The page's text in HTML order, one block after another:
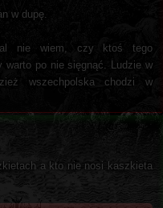
w dupę.
nie wiem, czy ktoś tego
warto po nie sięgnąć. Ludzie w
wszechpolska chodzi w
a kto nie nosi kaszkieta